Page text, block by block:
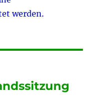
werden.